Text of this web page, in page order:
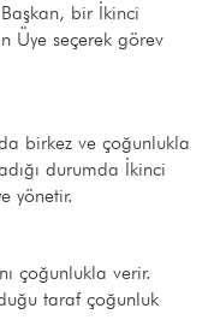
bir İkinci
Üye seçerek görev
birkez ve çoğunlukla
durumda İkinci
yönetir.
çoğunlukla verir.
taraf çoğunluk